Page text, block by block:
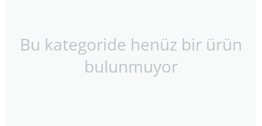
Bu kategoride henüz bir ürün
bulunmuyor